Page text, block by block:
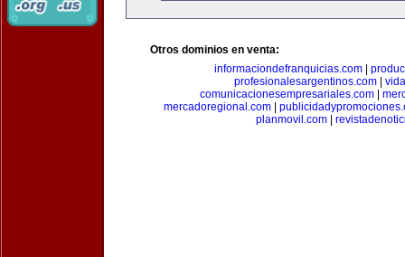
Otros dominios en venta:
informaciondefranquicias.com
profesionalesargentinos.com|
comunicacionesempresariales.com
mercadoregional.com
planmovil.com